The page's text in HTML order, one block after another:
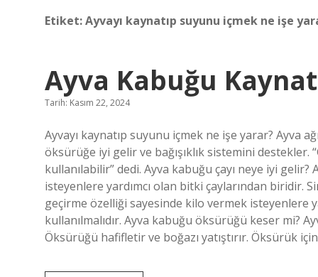
Etiket:Ayvayı kaynatıp suyunu içmek ne işe
Ayva Kabuğu
Tarih: Kasım 22, 2024
Ayvayı kaynatıp suyunu içmek ne işe yarar? Ayva
öksürüğe iyi gelir ve bağışıklık sistemini destekler.
kullanılabilir” dedi. Ayva kabuğu çayı neye iyi
isteyenlere yardımcı olan bitki çaylarından biridir.
geçirme özelliği sayesinde kilo vermek isteyenlere
kullanılmalıdır. Ayva kabuğu öksürüğü keser mi?
Öksürüğü hafifletir ve boğazı yatıştırır. Öksürük